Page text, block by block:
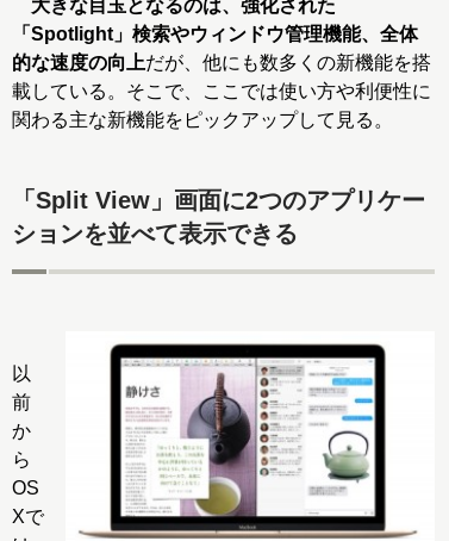
大きな目玉となるのは、強化された
「Spotlight」検索やウィンドウ管理機能、全体
的な速度の向上だが、他にも数多くの新機能を搭
載している。そこで、ここでは使い方や利便性に
関わる主な新機能をピックアップして見る。
「Split View」画面に2つのアプリケー
ションを並べて表示できる
以
前
か
ら
OS
Xで